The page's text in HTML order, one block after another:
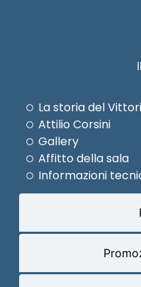
La storia del
Attilio Corsini
Gallery
Affitto della sala
Informazioni